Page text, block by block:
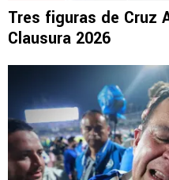
Tres figuras de Cruz
Clausura 2026